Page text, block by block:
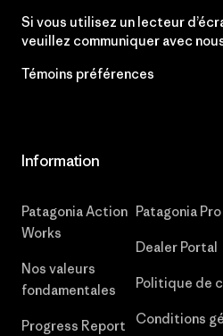
Si vous utilisez un lecteur
veuillez communiquer avec
Témoins préférences
Information
Patagonia Action
Works
Nos valeurs
fondamentales
Progress Report
Patagonia
Dealer Portal
Politique de
Conditions